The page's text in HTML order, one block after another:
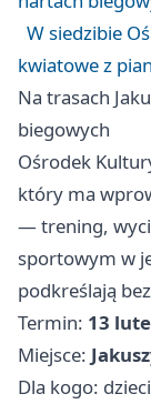
W siedzibie
kwiatowe z
Na trasach
biegowych
Ośrodek
który ma
— trening,
sportowym w
podkreślają
Termin: 13
Miejsce:
Dla kogo: